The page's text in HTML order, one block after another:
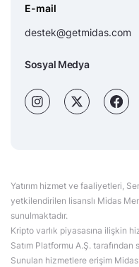
E-mail
destek@getmidas.com
Sosyal Medya
Yatırım hizmet ve faaliyetleri,
yetkilendirilen lisanslı Midas
sunulmaktadır.
Kripto varlık piyasasına ilişkin
Satım Platformu A.Ş. tarafından
Sunulan hizmetlere erişim